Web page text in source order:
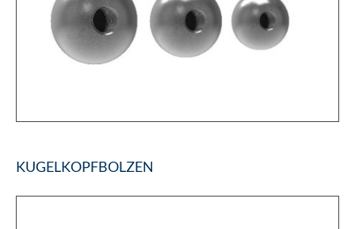
KUGELKOPFBOLZEN